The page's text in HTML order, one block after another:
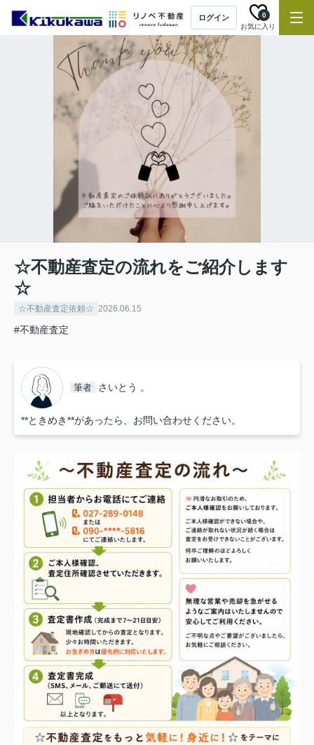
ログイン
お気に入り
0
☆不動産査定の流れをご紹介します
☆
☆不動産査定依頼☆ 2026.06.15
#不動産査定
筆者 さいとう 。
**ときめき**があったら、お問い合わせください。